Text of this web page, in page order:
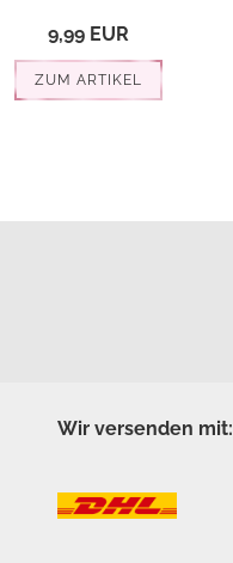
9,99 EUR
ZUM ARTIKEL
Wir versenden mit: